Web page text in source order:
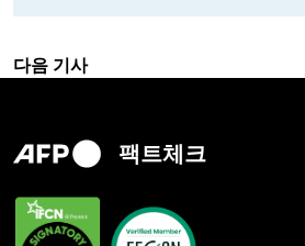
다음 기사
팩트체크